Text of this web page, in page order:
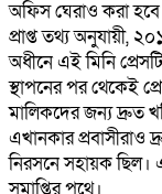
অফিস ঘেরাও করা
‎‎প্রাপ্ত তথ্য অনুযায়ী,
অধীনে এই মিনি
স্থাপনের পর থেকেই
মালিকদের জন্য দ্রুত
এখানকার প্রবাসীরাও
নিরসনে সহায়ক ছিল।
সমাপ্তির পথে।